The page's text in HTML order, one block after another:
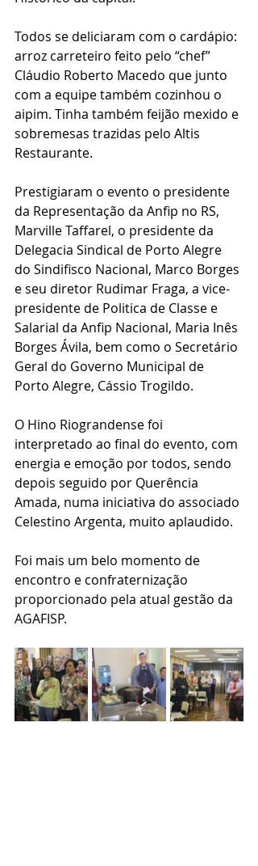
Todos se deliciaram com o cardápio:
arroz carreteiro feito pelo “chef”
Cláudio Roberto Macedo que junto
com a equipe também cozinhou o
aipim. Tinha também feijão mexido e
sobremesas trazidas pelo Altis
Restaurante.
Prestigiaram o evento o presidente
da Representação da Anfip no RS,
Marville Taffarel, o presidente da
Delegacia Sindical de Porto Alegre
do Sindifisco Nacional, Marco Borges
e seu diretor Rudimar Fraga, a vice-
presidente de Politica de Classe e
Salarial da Anfip Nacional, Maria Inês
Borges Ávila, bem como o Secretário
Geral do Governo Municipal de
Porto Alegre, Cássio Trogildo.
O Hino Riograndense foi
interpretado ao final do evento, com
energia e emoção por todos, sendo
depois seguido por Querência
Amada, numa iniciativa do associado
Celestino Argenta, muito aplaudido.
Foi mais um belo momento de
encontro e confraternização
proporcionado pela atual gestão da
AGAFISP.